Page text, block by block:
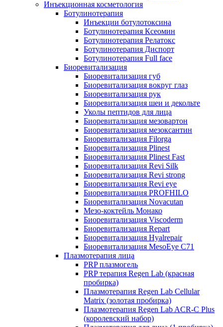
Инъекционная косметология
Ботулинотерапия
Инъекции ботулотоксина
Ботулинотерапия Ксеомин
Ботулинотерапия Релатокс
Ботулинотерапия Диспорт
Ботулинотерапия Full face
Биоревитализация
Биоревитализация губ
Биоревитализация вокруг глаз
Биоревитализация рук
Биоревитализация шеи и декольте
Уколы пептидов для лица
Биоревитализация мезовартон
Биоревитализация мезоксантин
Биоревитализация Filorga
Биоревитализация Plinest
Биоревитализация Plinest Fast
Биоревитализация Revi Silk
Биоревитализация Revi strong
Биоревитализация Revi eye
Биоревитализация PROFHILO
Биоревитализация Novacutan
Мезо-коктейль Монако
Биоревитализация Viscoderm
Биоревитализация Repart
Биоревитализация Hyalrepair
Биоревитализация MesoEye C71
Плазмотерапия лица
PRP плазмогель
PRP терапия Regen Lab (красная
пробирка)
Плазмотерапия Regen Lab Cellular
Matrix (золотая пробирка)
Плазмотерапия Regen Lab ACR-C Plus
(королевский набор)